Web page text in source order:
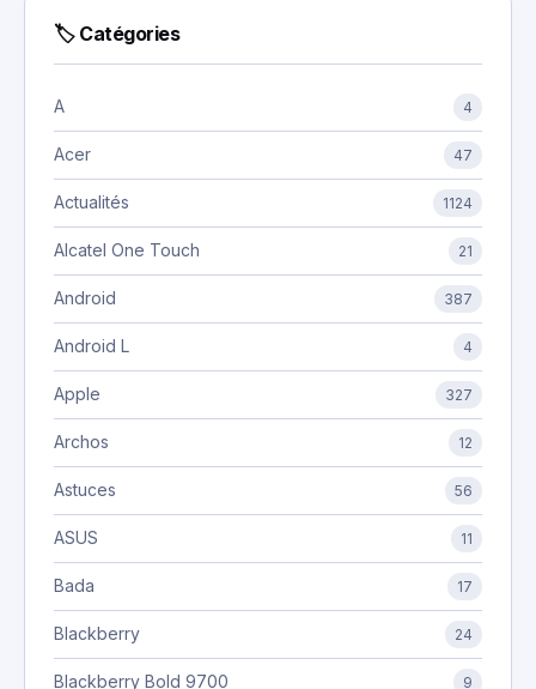
🏷 Catégories
A 4
Acer 47
Actualités 1124
Alcatel One Touch 21
Android 387
Android L 4
Apple 327
Archos 12
Astuces 56
ASUS 11
Bada 17
Blackberry 24
Blackberry Bold 9700 9